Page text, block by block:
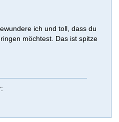
ich und toll, dass du
möchtest. Das ist spitze